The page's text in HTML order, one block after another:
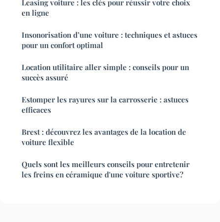
Leasing voiture : les clés pour réussir votre choix
en ligne
Insonorisation d’une voiture : techniques et astuces
pour un confort optimal
Location utilitaire aller simple : conseils pour un
succès assuré
Estomper les rayures sur la carrosserie : astuces
efficaces
Brest : découvrez les avantages de la location de
voiture flexible
Quels sont les meilleurs conseils pour entretenir
les freins en céramique d'une voiture sportive?